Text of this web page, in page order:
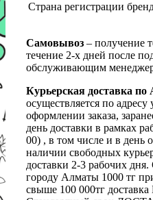
Страна регистрации
Самовывоз – получение
течение 2-х дней после
обслуживающим
Курьерская доставка
осуществляется по
оформлении заказа,
день доставки в рамках
00) , в том числе и в день
наличии свободных
доставки 2-3 рабочих
городу Алматы 1000 тг
свыше 100 000тг